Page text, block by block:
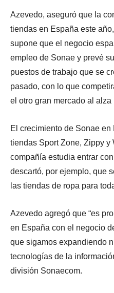
Azevedo, aseguró que la
tiendas en España este
supone que el negocio
empleo de Sonae y prevé
puestos de trabajo que se
pasado, con lo que
el otro gran mercado al alza
El crecimiento de Sonae
tiendas Sport Zone, Zippy y
compañía estudia entrar
descartó, por ejemplo, que
las tiendas de ropa para
Azevedo agregó que “es
en España con el negocio
que sigamos expandiendo
tecnologías de la
división Sonaecom.